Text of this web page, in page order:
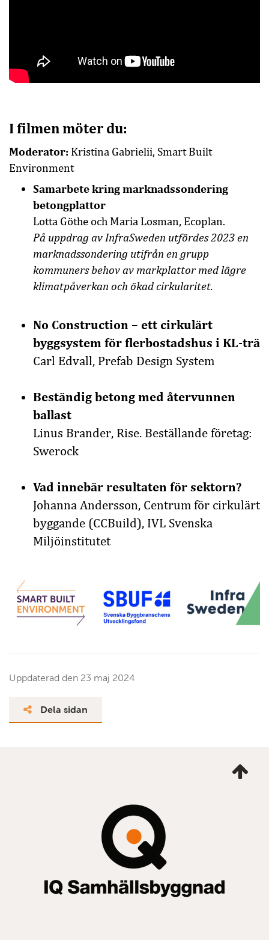
I filmen möter du:
Moderator: Kristina Gabrielii, Smart Built
Environment
Samarbete kring marknadssondering
betongplattor
Lotta Göthe och Maria Losman, Ecoplan.
På uppdrag av InfraSweden utfördes 2023 en
marknadssondering utifrån en grupp
kommuners behov av markplattor med lägre
klimatpåverkan och ökad cirkularitet.
No Construction – ett cirkulärt
byggsystem för flerbostadshus i KL-trä
Carl Edvall, Prefab Design System
Beständig betong med återvunnen
ballast
Linus Brander, Rise. Beställande företag:
Swerock
Vad innebär resultaten för sektorn?
Johanna Andersson, Centrum för cirkulärt
byggande (CCBuild), IVL Svenska
Miljöinstitutet
Uppdaterad den 23 maj 2024
Dela sidan
mig